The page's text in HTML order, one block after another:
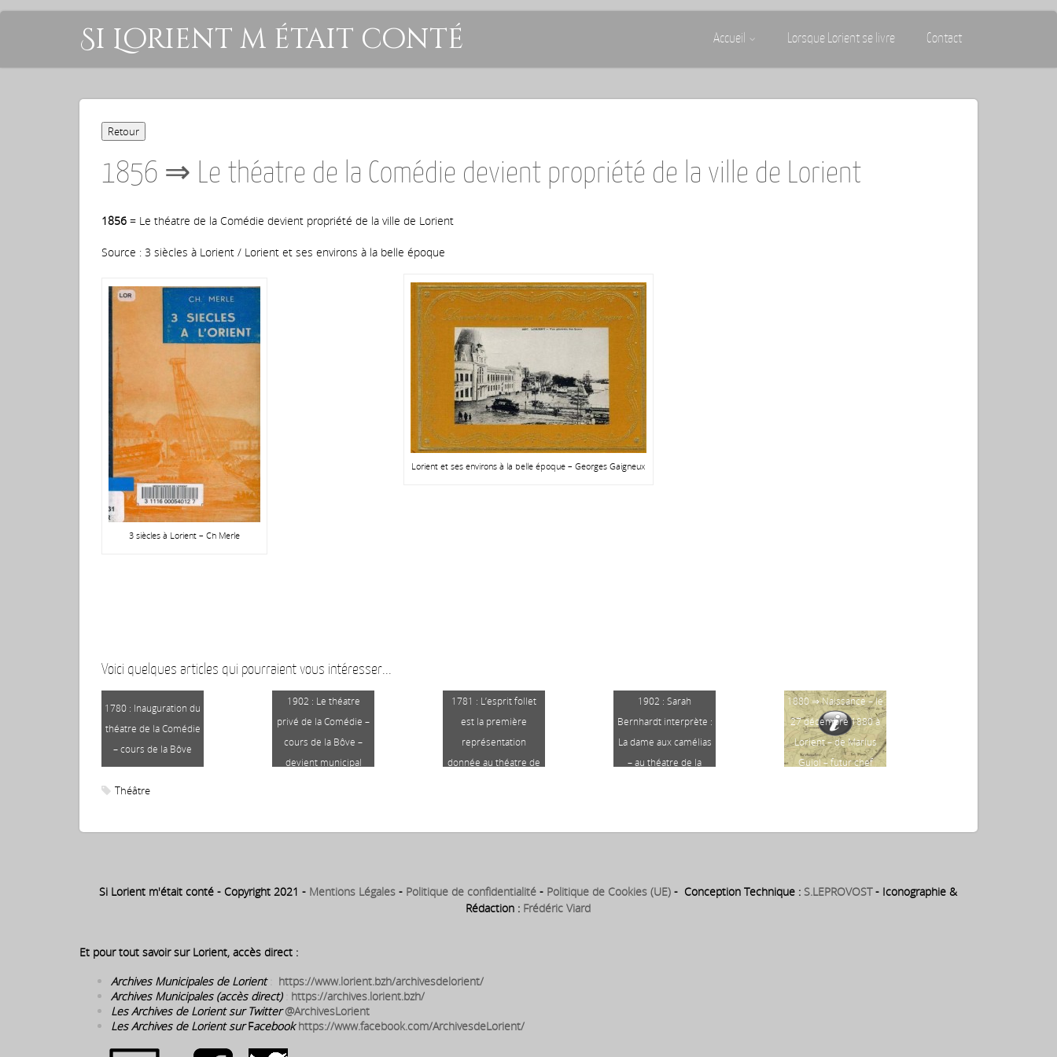
Si Lorient m était conté Accueil Lorsque Lorient se livre Contact
1856 ⇒ Le théatre de la Comédie devient propriété de la ville de Lorient
1856 = Le théatre de la Comédie devient propriété de la ville de Lorient
Source : 3 siècles à Lorient / Lorient et ses environs à la belle époque
3 siècles à Lorient – Ch Merle
Lorient et ses environs à la belle époque – Georges Gaigneux
Voici quelques articles qui pourraient vous intéresser...
1780 : Inauguration du
théatre de la Comédie
– cours de la Bôve
1902 : Le théatre
privé de la Comédie –
cours de la Bôve –
devient municipal
1781 : L’esprit follet
est la première
représentation
donnée au théatre de
1902 : Sarah
Bernhardt interprète :
La dame aux camélias
– au théatre de la
1880 ⇒ Naissance – le
27 décembre 1880 à
Lorient – de Marius
Guiol – futur chef
Théâtre
Si Lorient m'était conté - Copyright 2021 - Mentions Légales - Politique de confidentialité - Politique de Cookies (UE) - Conception Technique :S.LEPROVOST- Iconographie &
Rédaction : Frédéric Viard
Et pour tout savoir sur Lorient, accès direct :
Archives Municipales de Lorient
https://www.lorient.bzh/archivesdelorient/
Archives Municipales (accès direct): https://archives.lorient.bzh/
Les Archives de Lorient sur Twitter @ArchivesLorient
Les Archives de Lorient sur Facebook https://www.facebook.com/ArchivesdeLorient/